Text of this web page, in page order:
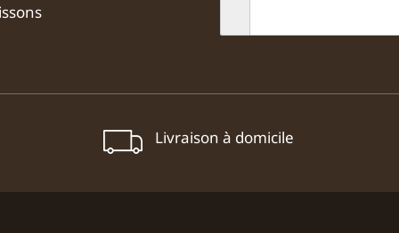
Livraison à domicile